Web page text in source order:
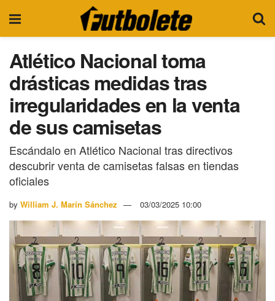
Atlético Nacional toma
drásticas medidas tras
irregularidades en la venta
de sus camisetas
Escándalo en Atlético Nacional tras directivos
descubrir venta de camisetas falsas en tiendas
oficiales
by William J. Marín Sánchez 03/03/2025 10:00